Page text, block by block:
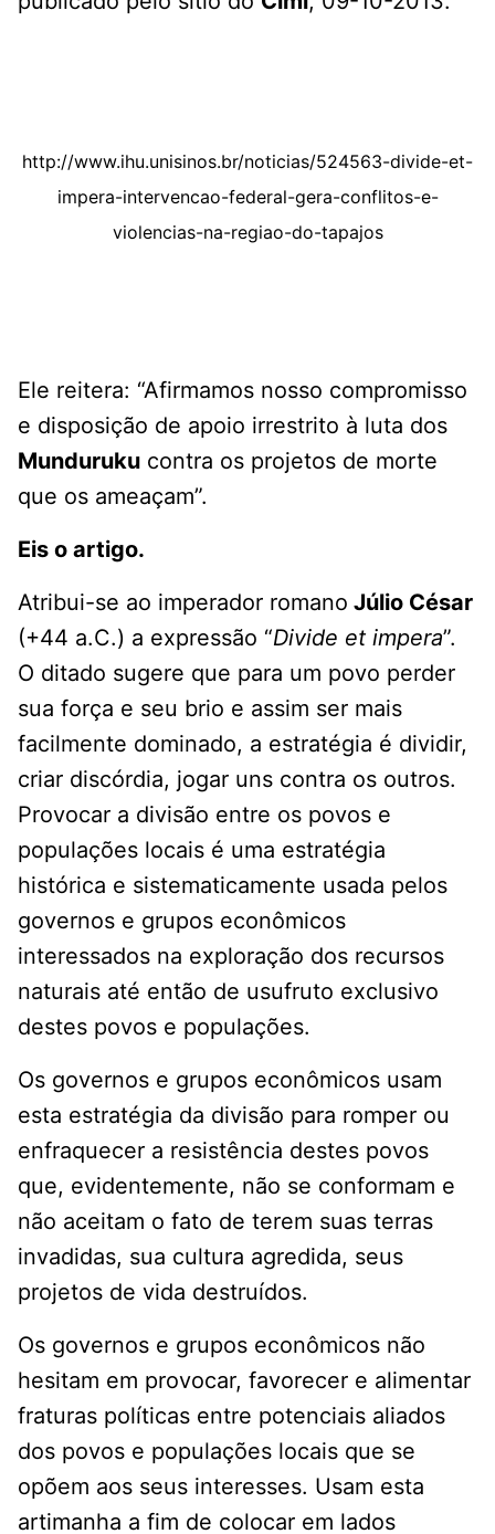
http://www.ihu.unisinos.br/noticias/524563-divide-et-
impera-intervencao-federal-gera-conflitos-e-
violencias-na-regiao-do-tapajos
Ele reitera: “Afirmamos nosso compromisso
e disposição de apoio irrestrito à luta dos
Munduruku contra os projetos de morte
que os ameaçam”.
Eis o artigo.
Atribui-se ao imperador romano Júlio César
(+44 a.C.) a expressão “Divide et impera”.
O ditado sugere que para um povo perder
sua força e seu brio e assim ser mais
facilmente dominado, a estratégia é dividir,
criar discórdia, jogar uns contra os outros.
Provocar a divisão entre os povos e
populações locais é uma estratégia
histórica e sistematicamente usada pelos
governos e grupos econômicos
interessados na exploração dos recursos
naturais até então de usufruto exclusivo
destes povos e populações.
Os governos e grupos econômicos usam
esta estratégia da divisão para romper ou
enfraquecer a resistência destes povos
que, evidentemente, não se conformam e
não aceitam o fato de terem suas terras
invadidas, sua cultura agredida, seus
projetos de vida destruídos.
Os governos e grupos econômicos não
hesitam em provocar, favorecer e alimentar
fraturas políticas entre potenciais aliados
dos povos e populações locais que se
opõem aos seus interesses. Usam esta
artimanha a fim de colocar em lados